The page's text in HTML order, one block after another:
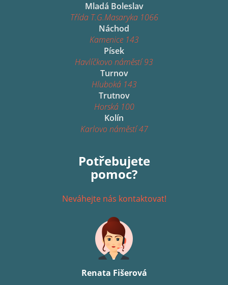
Mladá Boleslav
Třída T.G.Masaryka 1066
Náchod
Kamenice 143
Písek
Havlíčkovo náměstí 93
Turnov
Hluboká 143
Trutnov
Horská 100
Kolín
Karlovo náměstí 47
Potřebujete
pomoc?
Neváhejte nás kontaktovat!
Renata Fišerová